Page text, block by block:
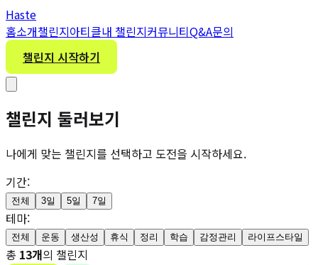
Haste
홈소개챌린지아티클내 챌린지커뮤니티Q&A문의
챌린지 시작하기
챌린지 둘러보기
나에게 맞는 챌린지를 선택하고 도전을 시작하세요.
기간:
전체 3일 5일 7일
테마:
전체 운동 생산성 휴식 정리 학습 감정관리 라이프스타일
총 13개의 챌린지